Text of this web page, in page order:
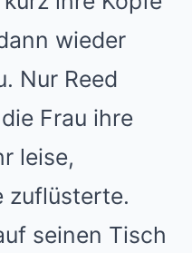
wieder
Nur Reed
Frau ihre
leise,
zuflüsterte.
seinen Tisch